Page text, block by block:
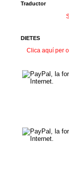
Traductor
DIETES
Clica aquí per